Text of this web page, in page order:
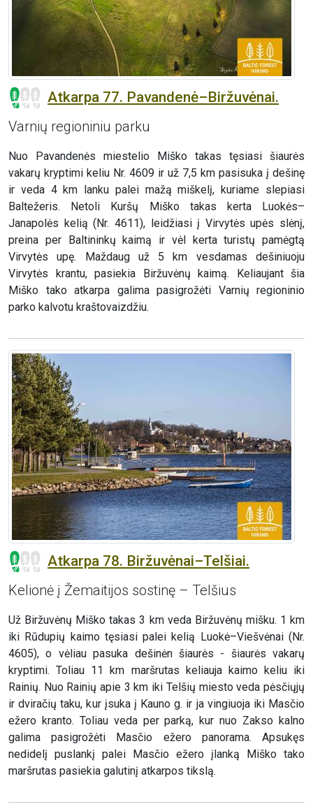
Atkarpa 77. Pavandenė–Biržuvėnai.
Varnių regioniniu parku
Nuo Pavandenės miestelio Miško takas tęsiasi šiaurės
vakarų kryptimi keliu Nr. 4609 ir už 7,5 km pasisuka į dešinę
ir veda 4 km lanku palei mažą miškelį, kuriame slepiasi
Baltežeris. Netoli Kuršų Miško takas kerta Luokės–
Janapolės kelią (Nr. 4611), leidžiasi į Virvytės upės slėnį,
preina per Baltininkų kaimą ir vėl kerta turistų pamėgtą
Virvytės upę. Maždaug už 5 km vesdamas dešiniuoju
Virvytės krantu, pasiekia Biržuvėnų kaimą. Keliaujant šia
Miško tako atkarpa galima pasigrožėti Varnių regioninio
parko kalvotu kraštovaizdžiu.
Atkarpa 78. Biržuvėnai–Telšiai.
Kelionė į Žemaitijos sostinę – Telšius
Už Biržuvėnų Miško takas 3 km veda Biržuvėnų mišku. 1 km
iki Rūdupių kaimo tęsiasi palei kelią Luokė–Viešvėnai (Nr.
4605), o vėliau pasuka dešinėn šiaurės - šiaurės vakarų
kryptimi. Toliau 11 km maršrutas keliauja kaimo keliu iki
Rainių. Nuo Rainių apie 3 km iki Telšių miesto veda pėsčiųjų
ir dviračių taku, kur įsuka į Kauno g. ir ja vingiuoja iki Masčio
ežero kranto. Toliau veda per parką, kur nuo Zakso kalno
galima pasigrožėti Masčio ežero panorama. Apsukęs
nedidelį puslankį palei Masčio ežero įlanką Miško tako
maršrutas pasiekia galutinį atkarpos tikslą.